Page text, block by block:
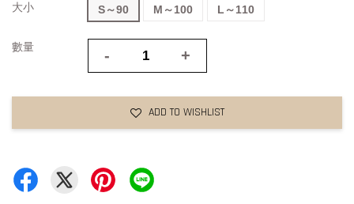
大小 S～90 M～100 L～110
數量 - +
ADD TO WISHLIST